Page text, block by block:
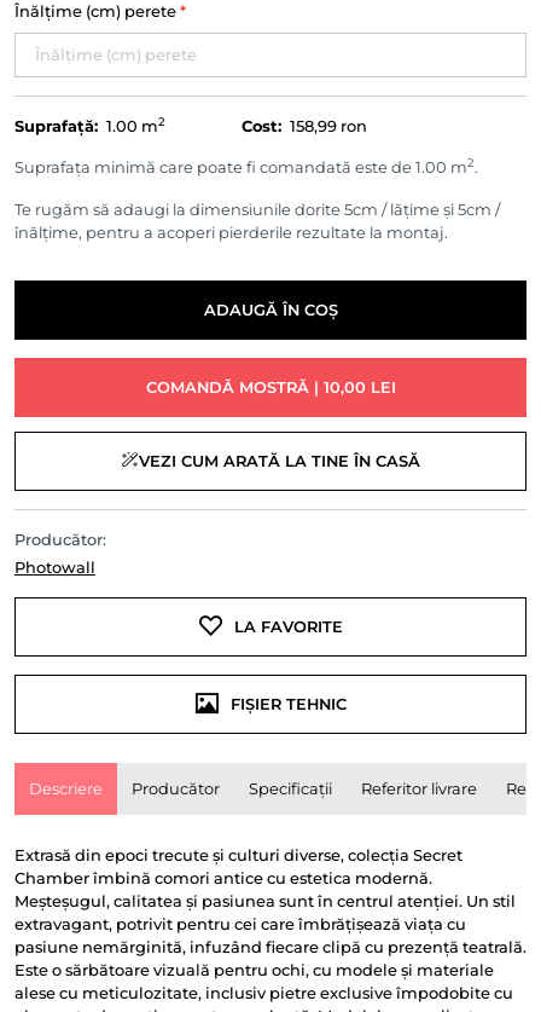
Înălțime (cm) perete *
Suprafață: 1.00 m2 Cost: 158,99 ron
Suprafața minimă care poate fi comandată este de 1.00 m2.
Te rugăm să adaugi la dimensiunile dorite 5cm / lățime și 5cm /
înălțime, pentru a acoperi pierderile rezultate la montaj.
ADAUGĂ ÎN COȘ
COMANDĂ MOSTRĂ | 10,00 LEI
VEZI CUM ARATĂ LA TINE ÎN CASĂ
Producător:
Photowall
LA FAVORITE
FIȘIER TEHNIC
Descriere Producător Specificații Referitor livrare
Extrasă din epoci trecute și culturi diverse, colecția Secret
Chamber îmbină comori antice cu estetica modernă.
Meșteșugul, calitatea și pasiunea sunt în centrul atenției. Un stil
extravagant, potrivit pentru cei care îmbrățișează viața cu
pasiune nemărginită, infuzând fiecare clipă cu prezență teatrală.
Este o sărbătoare vizuală pentru ochi, cu modele și materiale
alese cu meticulozitate, inclusiv pietre exclusive împodobite cu